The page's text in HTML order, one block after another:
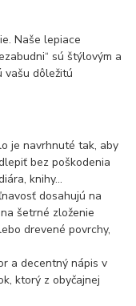
Naše lepiace
sú štýlovým a
vašu dôležitú
je navrhnuté tak, aby
bez poškodenia
knihy...
dosahujú na
šetrné zloženie
drevené povrchy,
a decentný nápis v
ktorý z obyčajnej